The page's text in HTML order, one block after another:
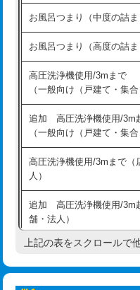
式）)
交換・取付(混合水栓（壁
式・ワンホール）)
交換・取付(排水栓・排水ト
（P/S/ポップアップ））
交換・取付（その他部品）
持込商品取付（単水栓）
持込商品取付（混合水栓）
持込商品取付（浄水器・分
持込商品取付（温水洗浄便
持込商品取付（普通便座
お風呂つまり（中度の詰ま
お風呂つまり（高度の詰ま
高圧洗浄機使用/3mまで
（一般向け（戸建て・集合
追加 高圧洗浄機使用/3m
（一般向け（戸建て・集合
高圧洗浄機使用/3mまで（
人）
追加 高圧洗浄機使用/3m
舗・法人）
高度高圧洗浄換
上記の表をスクロールで